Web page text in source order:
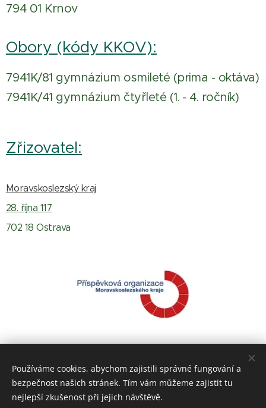
794 01 Krnov
Obory (kódy KKOV):
7941K/81 gymnázium osmileté (prima - oktáva)
7941K/41 gymnázium čtyřleté (1. - 4. ročník)
Zřizovatel:
Moravskoslezský kraj
28. října 117
702 18 Ostrava
Používáme cookies, abychom zajistili správné fungování a
bezpečnost našich stránek. Tím vám můžeme zajistit tu
nejlepší zkušenost při jejich návštěvě.